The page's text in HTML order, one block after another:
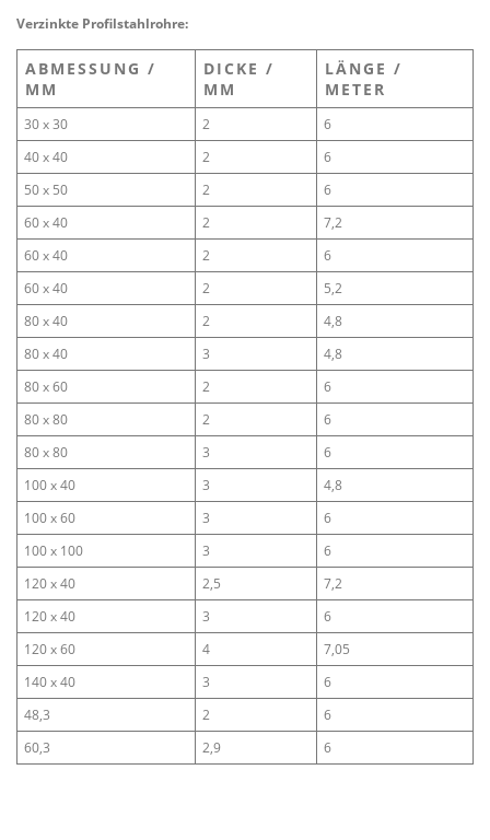
Verzinkte Profilstahlrohre:
ABMESSUNG /
MM
DICKE /
MM
LÄNGE /
METER
30 x 30 2
6
40 x 40
2
6
50 x 50
2
6
60 x 40
2
7,2
60 x 40
2
6
60 x 40
2
5,2
80 x 40
2
4,8
80 x 40
3
4,8
80 x 60
2
6
80 x 80
2
6
80 x 80
3
6
100 x 40
3
4,8
100 x 60
3
6
100 x 100
3
6
120 x 40
2,5
7,2
120 x 40
3
6
120 x 60
4
7,05
140 x 40
3
6
48,3
2
6
60,3
2,9 6